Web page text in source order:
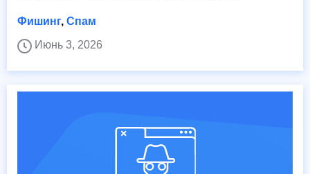
Фишинг, Спам
Июнь 3, 2026